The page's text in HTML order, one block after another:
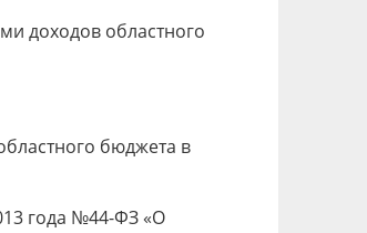
доходов областного
бюджета в
года №44-ФЗ «О